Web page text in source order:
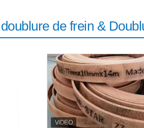
Doublure de petit
de frein &